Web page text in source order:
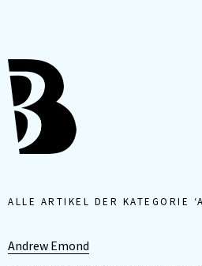
ALLE ARTIKEL DER KATEGORIE ‘
Andrew Emond